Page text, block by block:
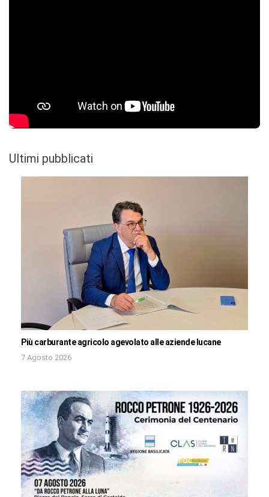
Ultimi pubblicati
Più carburante agricolo agevolato alle aziende lucane
7 Agosto 2026